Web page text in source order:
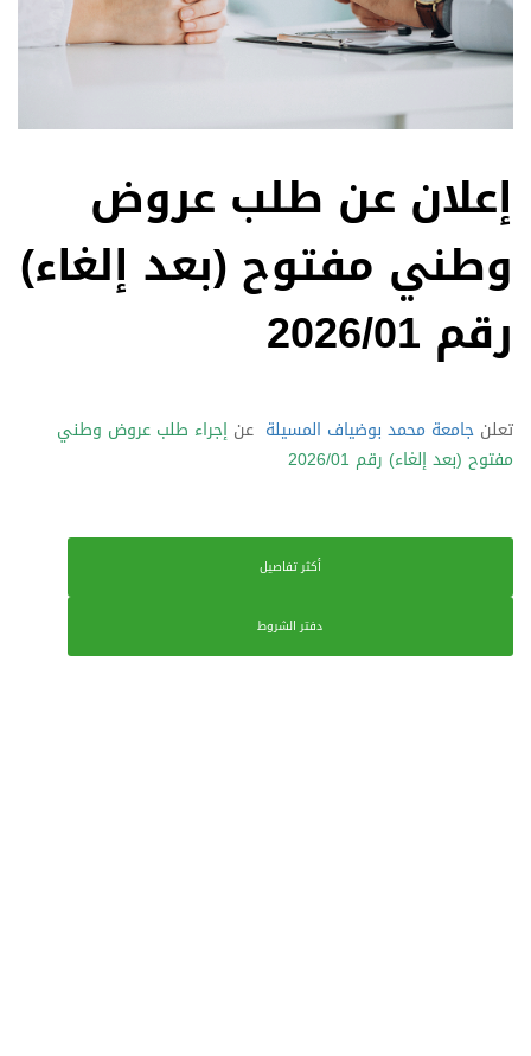
إعلان عن طلب عروض
وطني مفتوح (بعد إلغاء)
رقم 2026/01
تعلن جامعة محمد بوضياف المسيلة عن إجراء طلب عروض وطني
مفتوح (بعد إلغاء) رقم 2026/01
أكثر تفاصيل
دفتر الشروط